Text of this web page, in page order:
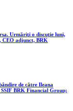
Urmăriţi o discuţie luni,
CEO adjunct, BRK
de către Ileana
BRK Financial Group;